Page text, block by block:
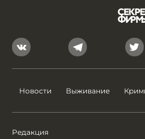
Новости Выживание
Редакция